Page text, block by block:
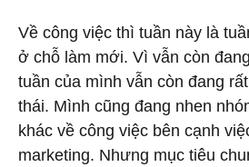
Về công việc thì tuần này là
ở chỗ làm mới. Vì vẫn còn
tuần của mình vẫn còn đang
thái. Mình cũng đang nhen
khác về công việc bên cạnh
marketing. Nhưng mục tiêu